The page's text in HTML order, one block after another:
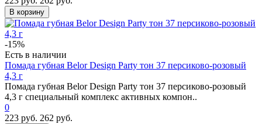
В корзину
-15%
Есть в наличии
Помада губная Belor Design Party тон 37 персиково-розовый
4,3 г
Помада губная Belor Design Party тон 37 персиково-розовый
4,3 г специальный комплекс активных компон..
0
223 руб. 262 руб.